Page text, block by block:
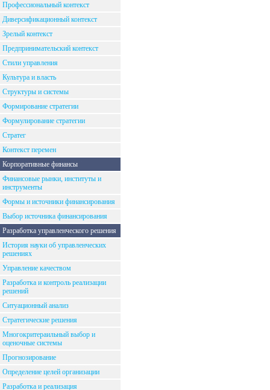
Профессиональный контекст
Диверсификационный контекст
Зрелый контекст
Предпринимательский контекст
Стили управления
Культура и власть
Структуры и системы
Формирование стратегии
Формулирование стратегии
Стратег
Контекст перемен
Корпоративные финансы
Финансовые рынки, институты и
инструменты
Формы и источники финансирования
Выбор источника финансирования
Разработка управленческого решения
История науки об управленческих
решениях
Управление качеством
Разработка и контроль реализации
решений
Ситуационный анализ
Стратегические решения
Многокритераильный выбор и
оценочные системы
Прогнозирование
Определение целей организации
Разработка и реализация